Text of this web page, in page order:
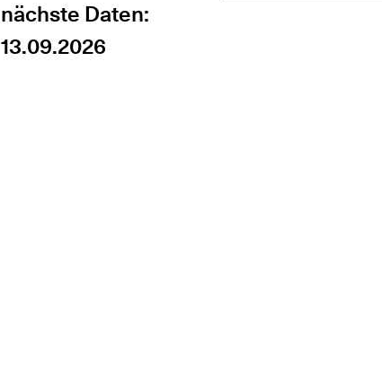
nächste Daten:
13.09.2026